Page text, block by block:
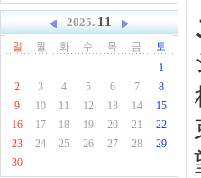
2025. 11
일 월 화 수 목 금 토
1
2
3 4 5 6 7
8
9
10 11 12 13 14
15
16
17 18 19 20 21
22
23
24 25 26 27 28
29
30